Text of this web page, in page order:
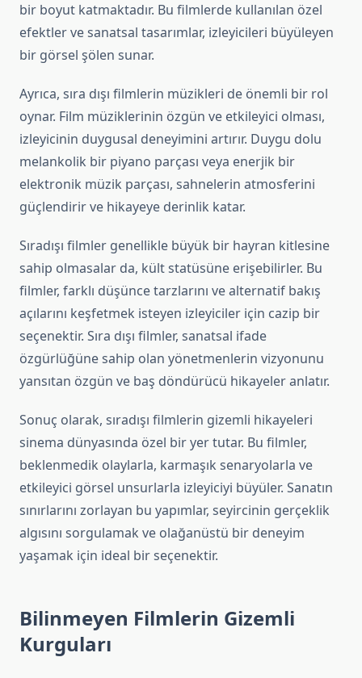
bir boyut katmaktadır. Bu filmlerde kullanılan özel
efektler ve sanatsal tasarımlar, izleyicileri büyüleyen
bir görsel şölen sunar.
Ayrıca, sıra dışı filmlerin müzikleri de önemli bir rol
oynar. Film müziklerinin özgün ve etkileyici olması,
izleyicinin duygusal deneyimini artırır. Duygu dolu
melankolik bir piyano parçası veya enerjik bir
elektronik müzik parçası, sahnelerin atmosferini
güçlendirir ve hikayeye derinlik katar.
Sıradışı filmler genellikle büyük bir hayran kitlesine
sahip olmasalar da, kült statüsüne erişebilirler. Bu
filmler, farklı düşünce tarzlarını ve alternatif bakış
açılarını keşfetmek isteyen izleyiciler için cazip bir
seçenektir. Sıra dışı filmler, sanatsal ifade
özgürlüğüne sahip olan yönetmenlerin vizyonunu
yansıtan özgün ve baş döndürücü hikayeler anlatır.
Sonuç olarak, sıradışı filmlerin gizemli hikayeleri
sinema dünyasında özel bir yer tutar. Bu filmler,
beklenmedik olaylarla, karmaşık senaryolarla ve
etkileyici görsel unsurlarla izleyiciyi büyüler. Sanatın
sınırlarını zorlayan bu yapımlar, seyircinin gerçeklik
algısını sorgulamak ve olağanüstü bir deneyim
yaşamak için ideal bir seçenektir.
Bilinmeyen Filmlerin Gizemli
Kurguları